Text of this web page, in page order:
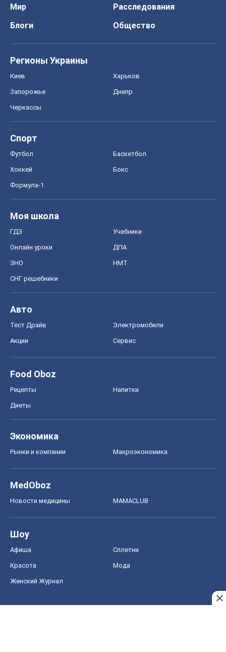
Мир
Расследования
Блоги
Общество
Регионы Украины
Киев Харьков
Запорожье Днепр
Черкассы
Спорт
Футбол Баскетбол
Хоккей Бокс
Формула-1
Моя школа
ГДЗ Учебники
Онлайн уроки ДПА
ЗНО НМТ
СНГ решебники
Авто
Тест Драйв Электромобили
Акции Сервис
Food Oboz
Рецепты Напитки
Диеты
Экономика
Рынки и компании Mакроэкономика
MedOboz
Новости медицины MAMACLUB
Шоу
Афиша Сплетни
Красота Мода
Женский Журнал